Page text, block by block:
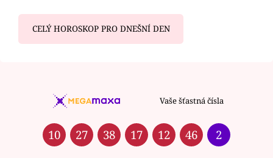
CELÝ HOROSKOP PRO DNEŠNÍ DEN
Vaše šťastná čísla
10 27 38 17 12 46 2